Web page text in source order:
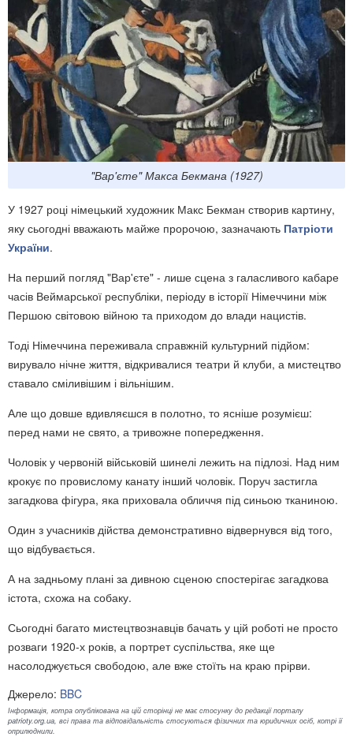
"Вар'єте" Макса Бекмана (1927)
У 1927 році німецький художник Макс Бекман створив картину,
яку сьогодні вважають майже пророчою, зазначають Патріоти
України.
На перший погляд "Вар'єте" - лише сцена з галасливого кабаре
часів Веймарської республіки, періоду в історії Німеччини між
Першою світовою війною та приходом до влади нацистів.
Тоді Німеччина переживала справжній культурний підйом:
вирувало нічне життя, відкривалися театри й клуби, а мистецтво
ставало сміливішим і вільнішим.
Але що довше вдивляєшся в полотно, то ясніше розумієш:
перед нами не свято, а тривожне попередження.
Чоловік у червоній військовій шинелі лежить на підлозі. Над ним
крокує по провислому канату інший чоловік. Поруч застигла
загадкова фігура, яка приховала обличчя під синьою тканиною.
Один з учасників дійства демонстративно відвернувся від того,
що відбувається.
А на задньому плані за дивною сценою спостерігає загадкова
істота, схожа на собаку.
Сьогодні багато мистецтвознавців бачать у цій роботі не просто
розваги 1920-х років, а портрет суспільства, яке ще
насолоджується свободою, але вже стоїть на краю прірви.
Джерело: BBC
Інформація, котра опублікована на цій сторінці не має стосунку до редакції порталу
patrioty.org.ua, всі права та відповідальність стосуються фізичних та юридичних осіб, котрі її
оприлюднили.